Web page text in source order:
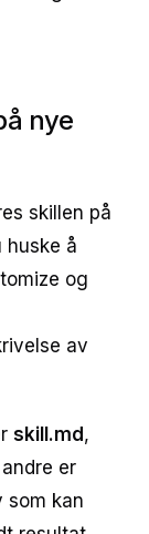
nye
skillen på
huske å
og
av
skill.md ,
er
som kan